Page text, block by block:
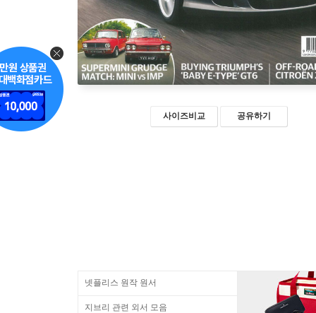
사이즈비교 공유하기
넷플리스 원작 원서
지브리 관련 외서 모음